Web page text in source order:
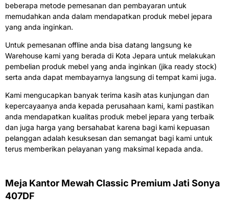
beberapa metode pemesanan dan pembayaran untuk
memudahkan anda dalam mendapatkan produk mebel jepara
yang anda inginkan.
Untuk pemesanan offline anda bisa datang langsung ke
Warehouse kami yang berada di Kota Jepara untuk melakukan
pembelian produk mebel yang anda inginkan (jika ready stock)
serta anda dapat membayarnya langsung di tempat kami juga.
Kami mengucapkan banyak terima kasih atas kunjungan dan
kepercayaanya anda kepada perusahaan kami, kami pastikan
anda mendapatkan kualitas produk mebel jepara yang terbaik
dan juga harga yang bersahabat karena bagi kami kepuasan
pelanggan adalah kesuksesan dan semangat bagi kami untuk
terus memberikan pelayanan yang maksimal kepada anda.
Meja Kantor Mewah Classic Premium Jati Sonya
407DF